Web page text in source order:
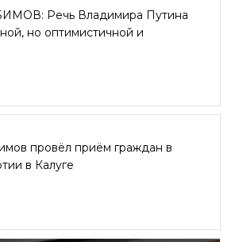
Речь Владимира Путина
но оптимистичной и
провёл приём граждан в
в Калуге